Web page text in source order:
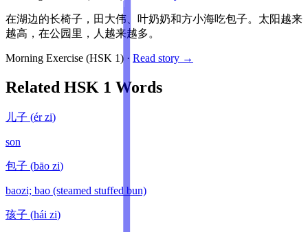
在湖边的长椅子，田大伟、叶奶奶和方小海吃包子。太阳越来
越高，在公园里，人越来越多。
Morning Exercise (HSK 1) · Read story →
Related HSK 1 Words
儿子 (ér zi)
son
包子 (bāo zi)
baozi; bao (steamed stuffed bun)
孩子 (hái zi)